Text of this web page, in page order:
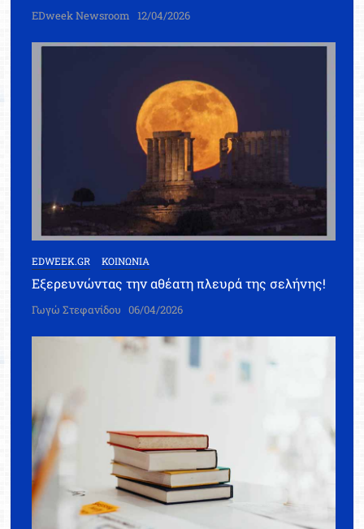
EDweek Newsroom 12/04/2026
EDWEEK.GR ΚΟΙΝΩΝΙΑ
Εξερευνώντας την αθέατη πλευρά της σελήνης!
Γωγώ Στεφανίδου 06/04/2026